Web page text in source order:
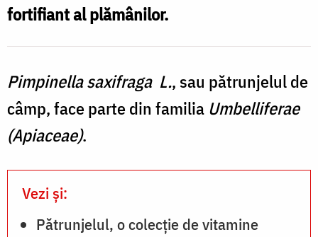
fortifiant al plămânilor.
Pimpinella saxifraga L., sau pătrunjelul de
câmp, face parte din familia Umbelliferae
(Apiaceae).
Vezi și:
Pătrunjelul, o colecție de vitamine